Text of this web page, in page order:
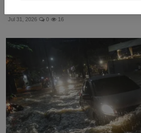
Jul 31, 2026 0 16